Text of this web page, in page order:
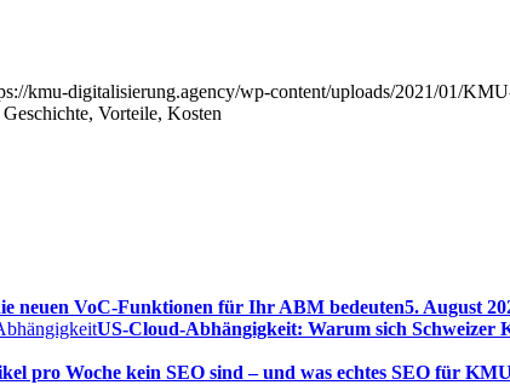
kmu-digitalisierung.agency/wp-content/uploads/2021/01/
Vorteile, Kosten
neuen VoC-Funktionen für Ihr ABM bedeuten5. August
US-Cloud-Abhängigkeit: Warum sich Schweizer
pro Woche kein SEO sind – und was echtes SEO für